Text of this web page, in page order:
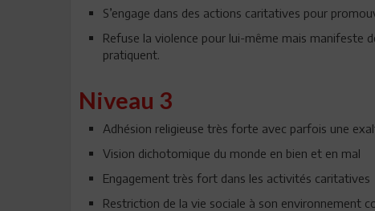
S’engage dans des actions caritatives pour
Refuse la violence pour lui-même mais manifeste
pratiquent.
Niveau 3
Adhésion religieuse très forte avec parfois une
Vision dichotomique du monde en bien et en mal
Engagement très fort dans les activités caritatives
Restriction de la vie sociale à son environnement